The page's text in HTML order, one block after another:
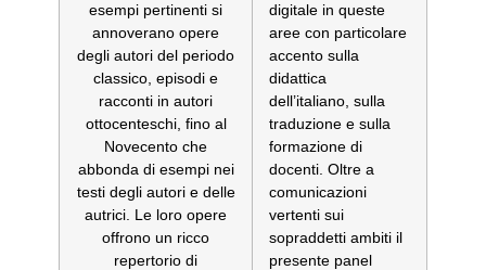
esempi pertinenti si
annoverano opere
degli autori del periodo
classico, episodi e
racconti in autori
ottocenteschi, fino al
Novecento che
abbonda di esempi nei
testi degli autori e delle
autrici. Le loro opere
offrono un ricco
repertorio di
digitale in queste
aree con particolare
accento sulla
didattica
dell’italiano, sulla
traduzione e sulla
formazione di
docenti. Oltre a
comunicazioni
vertenti sui
sopraddetti ambiti il
presente panel